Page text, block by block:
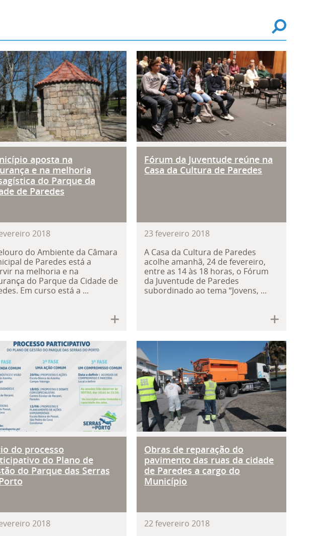
de Paredes plantam amendoeiras
aposta na segurança e na melhoria
aposta na
e na melhoria
do Parque da
de Paredes
2018
do Ambiente da Câmara
de Paredes está a
na melhoria e na
do Parque da Cidade de
Em curso está a ...
Fórum da Juventude
Fórum da Juventude reúne na
Casa da Cultura de Paredes
23 fevereiro 2018
A Casa da Cultura de Paredes
acolhe amanhã, 24 de fevereiro,
entre as 14 às 18 horas, o Fórum
da Juventude de Paredes
subordinado ao tema “Jovens, ...
no projeto “Heróis da Fruta” – lanche
do processo participativo do Plano de
do processo
do Plano de
do Parque das Serras
2018
Obras de reparação do
Obras de reparação do
pavimento das ruas da cidade
de Paredes a cargo do
Município
22fevereiro 2018